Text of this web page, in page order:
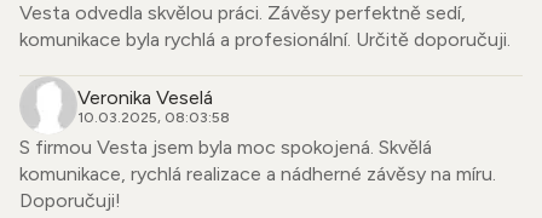
Vesta odvedla skvělou práci. Závěsy perfektně sedí,
komunikace byla rychlá a profesionální. Určitě doporučuji.
Veronika Veselá
10.03.2025, 08:03:58
S firmou Vesta jsem byla moc spokojená. Skvělá
komunikace, rychlá realizace a nádherné závěsy na míru.
Doporučuji!